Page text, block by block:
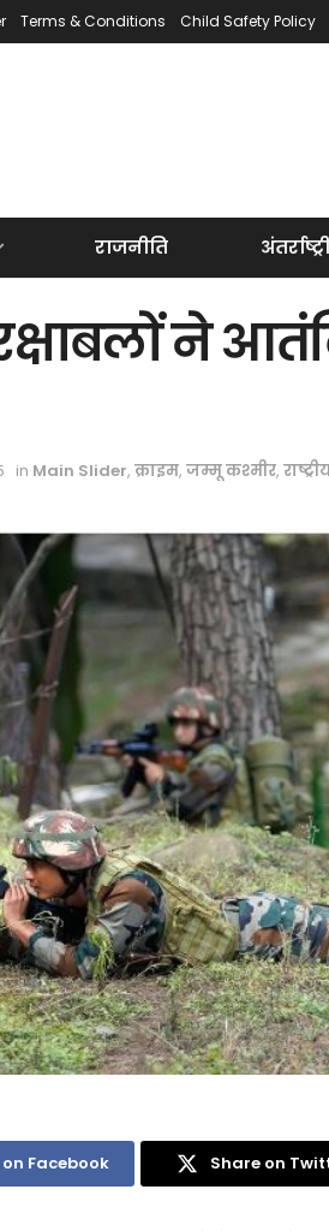
Terms & Conditions Child Safety Policy
राजनीति
ने
in Main Slider, क्राइम, जम्मू कश्मीर,
Facebook Share on